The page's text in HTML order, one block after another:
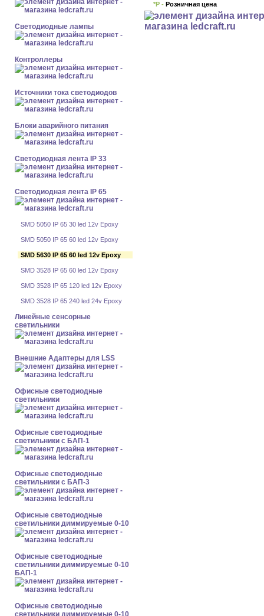
Светодиодные лампы
Контроллеры
Источники тока светодиодов
Блоки аварийного питания
Светодиодная лента IP 33
Светодиодная лента IP 65
SMD 5050 IP 65 30 led 12v Epoxy
SMD 5050 IP 65 60 led 12v Epoxy
SMD 5630 IP 65 60 led 12v Epoxy
SMD 3528 IP 65 60 led 12v Epoxy
SMD 3528 IP 65 120 led 12v Epoxy
SMD 3528 IP 65 240 led 24v Epoxy
Линейные сенсорные
светильники
Внешние Адаптеры для LSS
Офисные светодиодные
светильники
Офисные светодиодные
светильники с БАП-1
Офисные светодиодные
светильники с БАП-3
Офисные светодиодные
светильники диммируемые 0-10
Офисные светодиодные
светильники диммируемые 0-10
БАП-1
Офисные светодиодные
светильники диммируемые 0-10
*Р - Розничная цена